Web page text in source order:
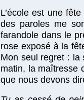
L’école est une
des paroles me
farandole dans le
rose exposé à la
Mon seul regret : la
matin, la maîtresse
que nous devons